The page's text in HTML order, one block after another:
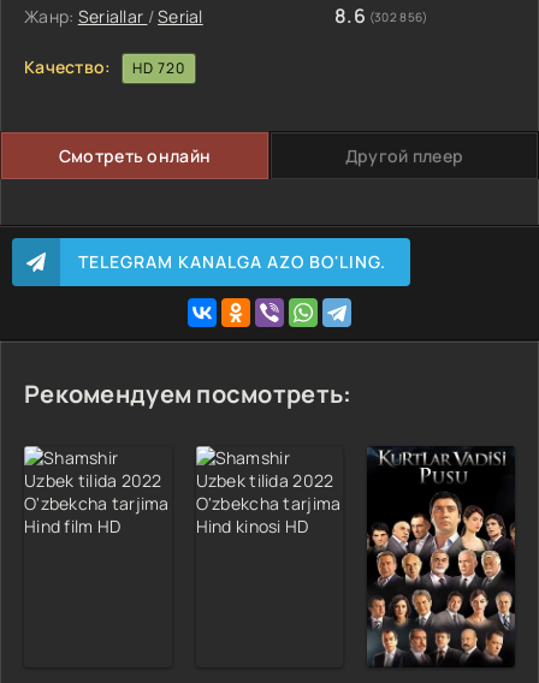
Жанр: Seriallar /Serial 8.6 (302 856)
Качество: HD 720
Смотреть онлайн Другой плеер
TELEGRAM KANALGA AZO BO'LING.
Рекомендуем посмотреть: